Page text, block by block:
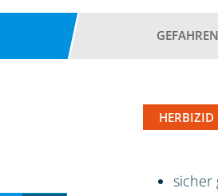
HERBIZID
sicher